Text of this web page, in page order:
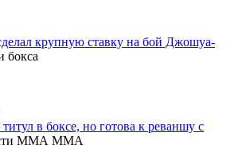
крупную ставку на бой Джошуа-
титул в боксе, но готова к реваншу с
MMA